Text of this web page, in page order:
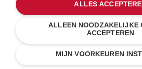
Kosten besparen€ 19,80
MIJN VOORKEUREN
ALLEEN NOODZAKELIJKE
ACCEPTEREN
ALLES